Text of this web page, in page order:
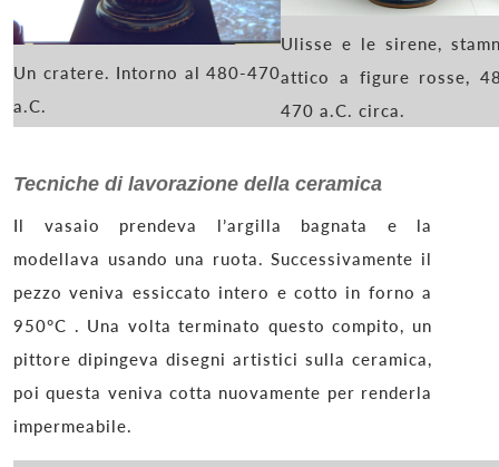
Un cratere. Intorno al 480-470
a.C.
Ulisse e le sirene,
attico a figure rosse,
470 a.C. circa.
Tecniche di lavorazione della ceramica
Il vasaio prendeva l’argilla bagnata e la
modellava usando una ruota. Successivamente il
pezzo veniva essiccato intero e cotto in forno a
950°C . Una volta terminato questo compito, un
pittore dipingeva disegni artistici sulla ceramica,
poi questa veniva cotta nuovamente per renderla
impermeabile.